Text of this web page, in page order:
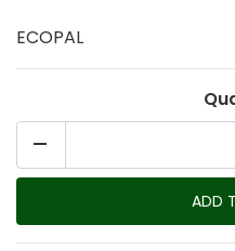
ECOPAL
-